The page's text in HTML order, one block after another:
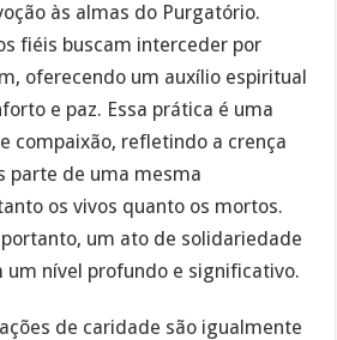
às almas do Purgatório.
fiéis buscam interceder por
oferecendo um auxílio espiritual
e paz. Essa prática é uma
compaixão, refletindo a crença
parte de uma mesma
os vivos quanto os mortos.
um ato de solidariedade
um nível profundo e significativo.
de caridade são igualmente